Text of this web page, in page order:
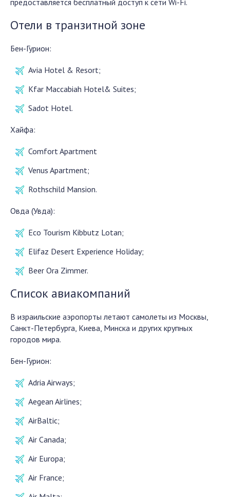
предоставляется бесплатный доступ к сети Wi-Fi.
Отели в транзитной зоне
Бен-Гурион:
Avia Hotel & Resort;
Kfar Maccabiah Hotel& Suites;
Sadot Hotel.
Хайфа:
Comfort Apartment
Venus Apartment;
Rothschild Mansion.
Овда (Увда):
Eco Tourism Kibbutz Lotan;
Elifaz Desert Experience Holiday;
Beer Ora Zimmer.
Список авиакомпаний
В израильские аэропорты летают самолеты из Москвы,
Санкт-Петербурга, Киева, Минска и других крупных
городов мира.
Бен-Гурион:
Adria Airways;
Aegean Airlines;
AirBaltic;
Air Canada;
Air Europa;
Air France;